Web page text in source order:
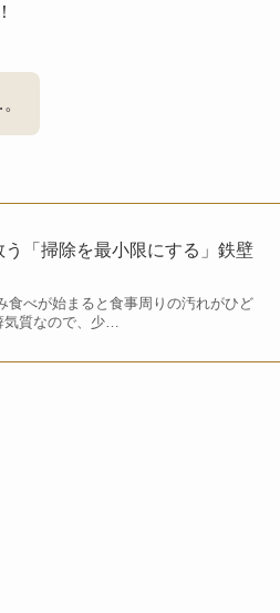
「掃除を最小限にする」鉄壁
食べが始まると食事周りの汚れがひど
気質なので、少…